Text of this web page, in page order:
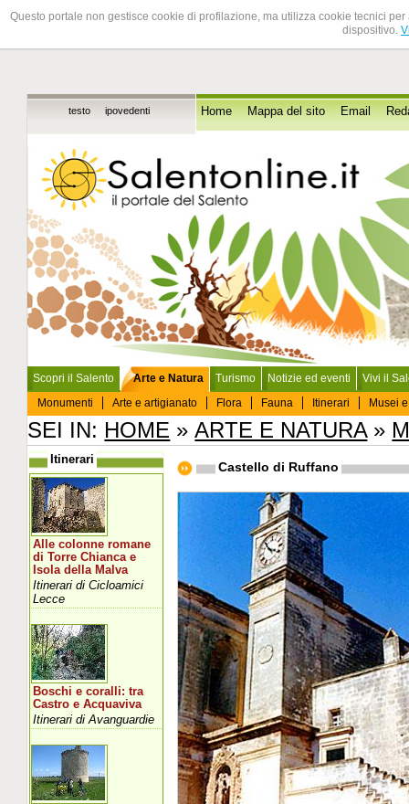
Questo portale non gestisce cookie di profilazione, ma utilizza cookie tecnici
dispositivo.
testo ipovedenti Home Mappa del sito Email
Scopri il Salento
Arte e Natura
Monumenti
Arte e artigianato Flora Fauna Itinerari Musei
Turismo Notizie ed eventi Vivi il
SEI IN: HOME »ARTE E NATURA»
Castello di Ruffano
Itinerari
Alle colonne romane
di Torre Chianca e
Isola della Malva
Itinerari di Cicloamici
Lecce
Boschi e coralli: tra
Castro e Acquaviva
Itinerari di Avanguardie